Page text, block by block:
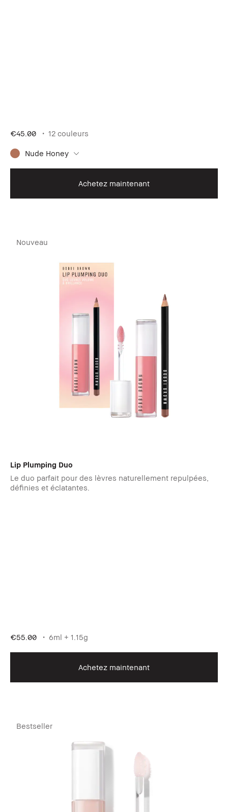
€45.00 12 couleurs
Nude Honey
Achetez maintenant
Nouveau
Lip Plumping Duo
Le duo parfait pour des lèvres naturellement repulpées,
définies et éclatantes.
€55.00 6ml + 1.15g
Achetez maintenant
Bestseller